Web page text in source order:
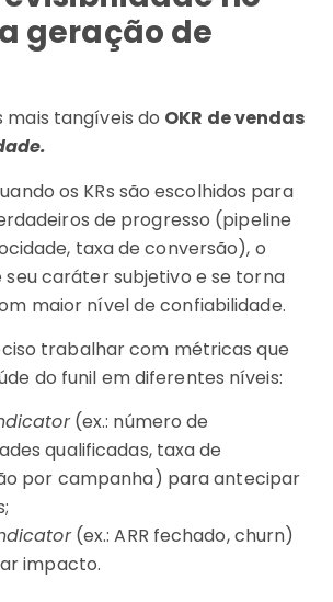
geração de
mais tangíveis do OKR de vendas
os KRs são escolhidos para
de progresso (pipeline
taxa de conversão), o
caráter subjetivo e se torna
maior nível de confiabilidade.
trabalhar com métricas que
do funil em diferentes níveis:
(ex.: número de
qualificadas, taxa de
por campanha) para antecipar
(ex.: ARR fechado, churn)
impacto.